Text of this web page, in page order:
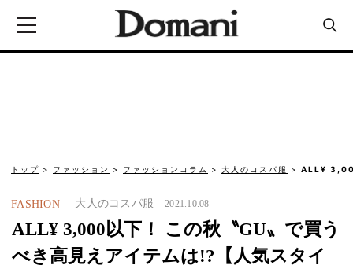
トップ ファッション ファッションコラム 大人のコスパ服 ALL¥
FASHION 大人のコスパ服 2021.10.08
ALL¥ 3,000以下！ この秋〝GU〟で買う
べき高見えアイテムは!?【人気スタイ